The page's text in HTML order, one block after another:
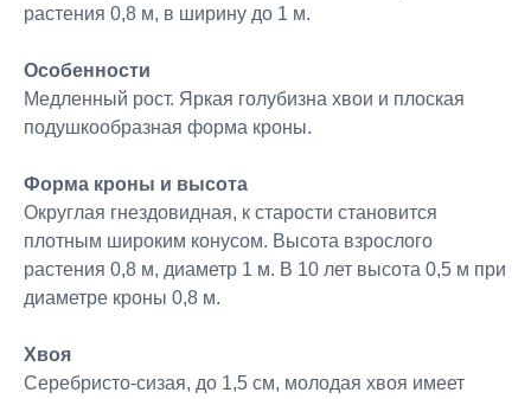
растения 0,8 м, в ширину до 1 м.
Особенности
Медленный рост. Яркая голубизна хвои и плоская
подушкообразная форма кроны.
Форма кроны и высота
Округлая гнездовидная, к старости становится
плотным широким конусом. Высота взрослого
растения 0,8 м, диаметр 1 м. В 10 лет высота 0,5 м при
диаметре кроны 0,8 м.
Хвоя
Серебристо-сизая, до 1,5 см, молодая хвоя имеет